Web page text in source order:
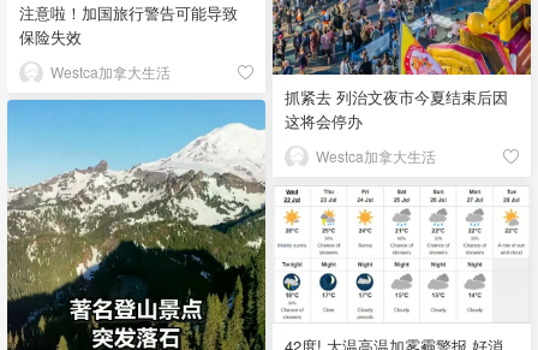
注意啦！加国旅行警告可能导致
保险失效
Westca加拿大生活
抓紧去 列治文夜市今夏结束后因
这将会停办
Westca加拿大生活